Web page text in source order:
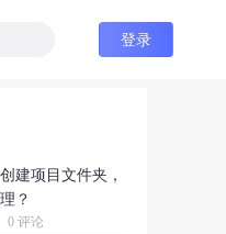
登录
建项目文件夹，
？
0 评论